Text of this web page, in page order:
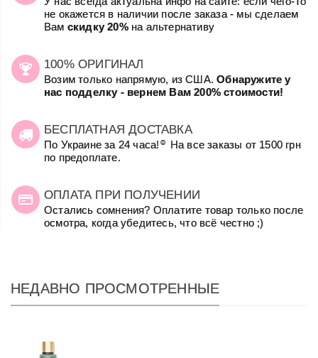
не окажется в наличии после заказа - мы сделаем
Вам скидку 20%на альтернативу
100% ОРИГИНАЛ
Возим только напрямую, из США.Обнаружите у
нас подделку - вернем Вам 200% стоимости!
БЕСПЛАТНАЯ ДОСТАВКА
По Украине за 24 часа! ☺
На все заказы от 1500 грн
по предоплате.
ОПЛАТА ПРИ ПОЛУЧЕНИИ
Остались сомнения? Оплатите товар только после
осмотра, когда убедитесь, что всё честно ;)
НЕДАВНО ПРОСМОТРЕННЫЕ